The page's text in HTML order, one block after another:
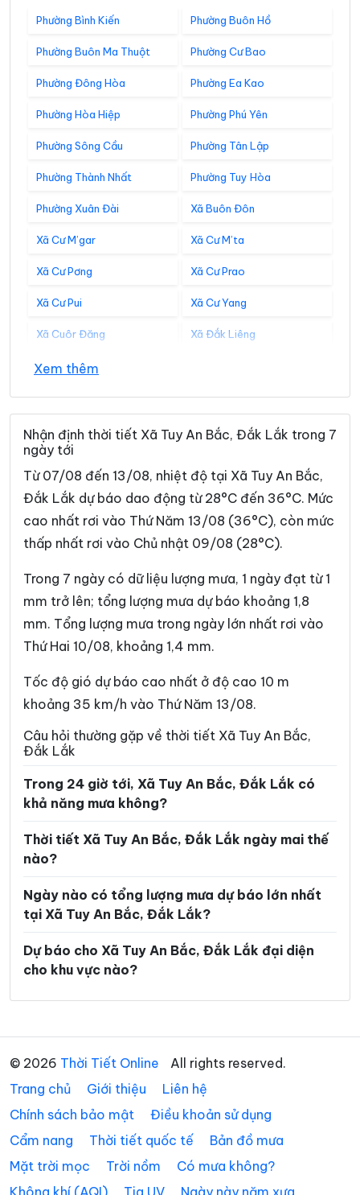
Phường Bình Kiến Phường Buôn Hồ
Phường Buôn Ma Thuột Phường Cư Bao
Phường Đông Hòa Phường Ea Kao
Phường Hòa Hiệp Phường Phú Yên
Phường Sông Cầu Phường Tân Lập
Phường Thành Nhất Phường Tuy Hòa
Phường Xuân Đài Xã Buôn Đôn
Xã Cư M’gar Xã Cư M’ta
Xã Cư Pơng Xã Cư Prao
Xã Cư Pui Xã Cư Yang
Xã Cuôr Đăng Xã Đắk Liêng
Xã Đắk Phơi
Xã Dliê Ya Xã Đồng Xuân
Xã Dray Bhăng Xã Đức Bình
Xã Dur Kmăl
Xã Ea Bung Xã Ea Drăng
Xã Ea Drông Xã Ea H’leo
Xã Ea Hiao Xã Ea Kar
Xã Ea Khăl Xã Ea Kiết
Xã Ea Kly Xã Ea Knốp
Xã Ea Knuếc Xã Ea Ktur
Xã Ea Ly Xã Ea M’Droh
Xã Ea Na Xã Ea Ning
Xã Ea Nuôl Xã Ea Ô
Xã Ea Phê
Xã Ea Riêng
Xã Ea Súp Xã Ea Trang
Xã Ea Tul
Xã Ea Wy Xã Hòa Mỹ
Xã Hòa Sơn Xã Hòa Thịnh
Xã Hòa Xuân
Xã Krông Búk Xã Krông Năng
Xã Krông Nô Xã Krông Pắc
Xã Liên Sơn Lắk Xã M’Drắk
Xã Nam Ka Xã Ô Loan
Xem thêm
Nhận định thời tiết Xã Tuy An Bắc, Đắk Lắk trong 7
ngày tới
Từ 07/08 đến 13/08, nhiệt độ tại Xã Tuy An Bắc,
Đắk Lắk dự báo dao động từ 28°C đến 36°C. Mức
cao nhất rơi vào Thứ Năm 13/08 (36°C), còn mức
thấp nhất rơi vào Chủ nhật 09/08 (28°C).
Trong 7 ngày có dữ liệu lượng mưa, 1 ngày đạt từ 1
mm trở lên; tổng lượng mưa dự báo khoảng 1,8
mm. Tổng lượng mưa trong ngày lớn nhất rơi vào
Thứ Hai 10/08, khoảng 1,4 mm.
Tốc độ gió dự báo cao nhất ở độ cao 10 m
khoảng 35 km/h vào Thứ Năm 13/08.
Câu hỏi thường gặp về thời tiết Xã Tuy An Bắc,
Đắk Lắk
Trong 24 giờ tới, Xã Tuy An Bắc, Đắk Lắk có
khả năng mưa không?
Thời tiết Xã Tuy An Bắc, Đắk Lắk ngày mai thế
nào?
Ngày nào có tổng lượng mưa dự báo lớn nhất
tại Xã Tuy An Bắc, Đắk Lắk?
Dự báo cho Xã Tuy An Bắc, Đắk Lắk đại diện
cho khu vực nào?
© 2026 Thời Tiết Online
All rights reserved.
Trang chủ
Giới thiệu
Liên hệ
Chính sách bảo mật
Điều khoản sử dụng
Cẩm nang
Thời tiết quốc tế
Bản đồ mưa
Mặt trời mọc
Trời nồm
Có mưa không?